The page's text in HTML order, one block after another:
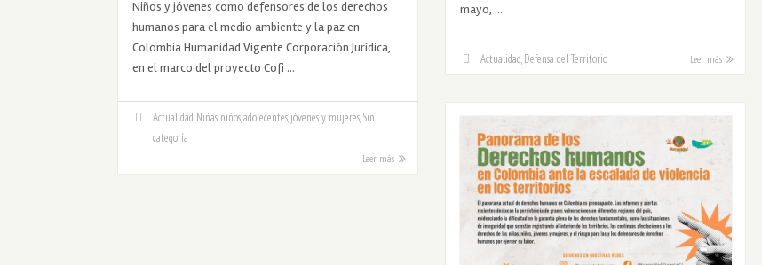
mayo, …
Actualidad Defensa del Territorio Leer más
Niños y jóvenes como defensores de los derechos
humanos para el medio ambiente y la paz en
Colombia Humanidad Vigente Corporación Jurídica,
en el marco del proyecto Cofi …
Actualidad Niñas, niños, adolecentes, jóvenes y mujeres Sin
categoría
Leer más